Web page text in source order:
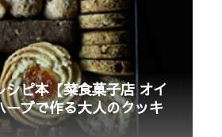
ピ本【菜食菓子店 オイ
ーブで作る大人のクッキ